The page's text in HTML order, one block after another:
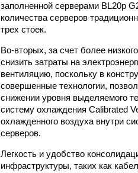
заполненной серверами BL20p
количества серверов
трех стоек.
Во-вторых, за счет более
снизить затраты на
вентиляцию, поскольку в
совершенные технологии,
снижении уровня выделяемого
систему охлаждения Calibrated
охлажденного воздуха внутри
серверов.
Легкость и удобство
инфраструктуры, таких как